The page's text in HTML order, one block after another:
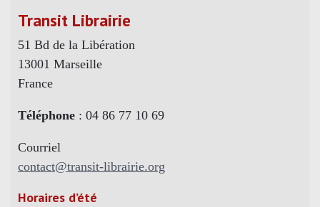
Transit Librairie
51 Bd de la Libération
13001 Marseille
France
Téléphone : 04 86 77 10 69
Courriel
contact@transit-librairie.org
Horaires d’été